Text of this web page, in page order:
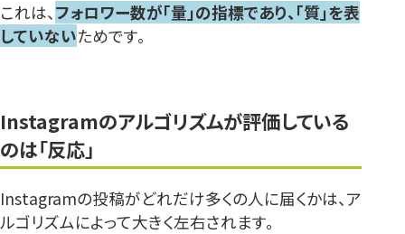
これは、フォロワー数が「量」の指標であり、「質」を表
していないためです。
Instagramのアルゴリズムが評価している
のは「反応」
Instagramの投稿がどれだけ多くの人に届くかは、ア
ルゴリズムによって大きく左右されます。